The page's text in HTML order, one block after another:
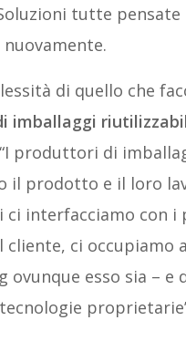
tutte pensate
di quello che
imballaggi
produttori di
il prodotto e il loro
ci interfacciamo con
cliente, ci occupiamo
ovunque esso sia – e